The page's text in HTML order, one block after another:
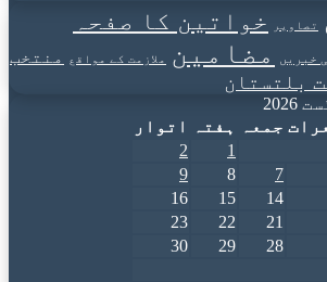
تصاویر خواتین کا صفحہ
خبریں مضامین ملازمت کے مواقع
منتخب
بلتستان
2026
جمعہ ہفتہ
اتوار
1
2
7
8
9
14
15
16
21
22
23
28
29
30